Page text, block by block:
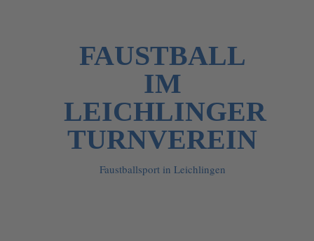
FAUSTBALL
IM
LEICHLINGER
TURNVEREIN
Faustballsport in Leichlingen